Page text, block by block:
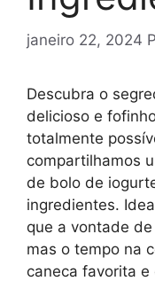
janeiro 22, 2024
Descubra o
delicioso e
totalmente
compartilhamos
de bolo de
ingredientes.
que a vontade
mas o tempo na
caneca favorita